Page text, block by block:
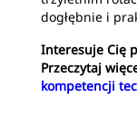
dogłębnie i
Interesuje Cię
Przeczytaj
kompetencji